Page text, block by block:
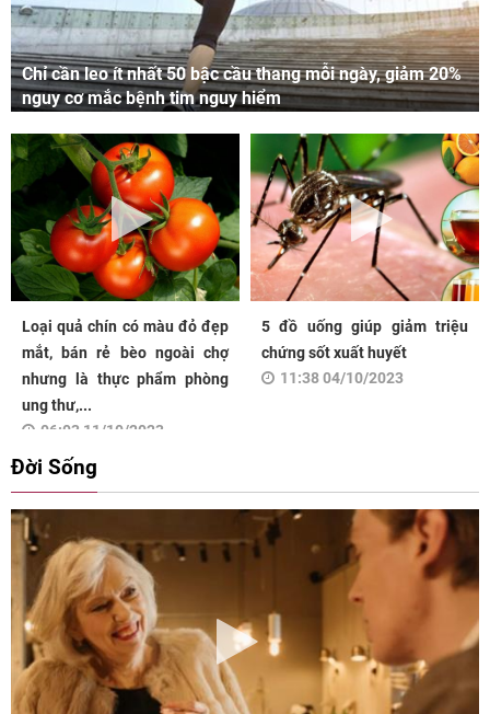
Chỉ cần leo ít nhất 50 bậc cầu thang mỗi ngày, giảm 20%
nguy cơ mắc bệnh tim nguy hiểm
Loại quả chín có màu đỏ đẹp
mắt, bán rẻ bèo ngoài chợ
nhưng là thực phẩm phòng
ung thư,...
06:03 11/10/2023
5 đồ uống giúp giảm triệu
chứng sốt xuất huyết
11:38 04/10/2023
Đời Sống